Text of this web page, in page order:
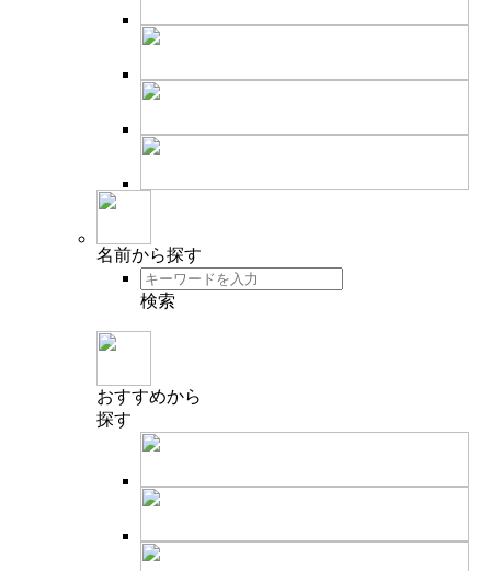
名前から探す
検索
おすすめから
探す